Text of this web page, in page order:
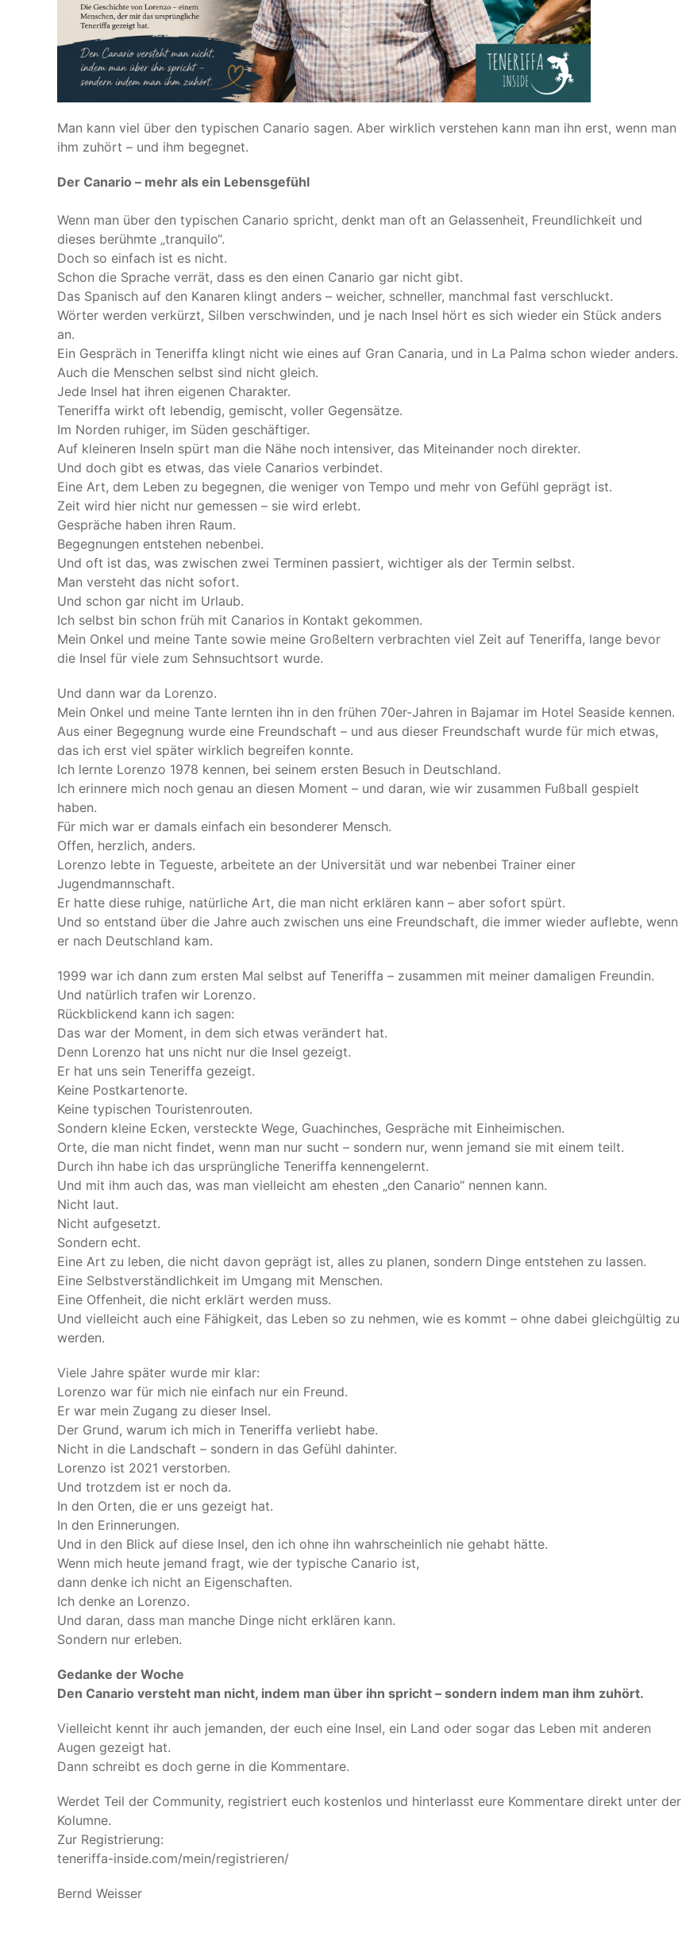
Man kann viel über den typischen Canario sagen. Aber wirklich verstehen kann man ihn erst, wenn man
ihm zuhört – und ihm begegnet.
Der Canario – mehr als ein Lebensgefühl
Wenn man über den typischen Canario spricht, denkt man oft an Gelassenheit, Freundlichkeit und
dieses berühmte „tranquilo“.
Doch so einfach ist es nicht.
Schon die Sprache verrät, dass es den einen Canario gar nicht gibt.
Das Spanisch auf den Kanaren klingt anders – weicher, schneller, manchmal fast verschluckt.
Wörter werden verkürzt, Silben verschwinden, und je nach Insel hört es sich wieder ein Stück anders
an.
Ein Gespräch in Teneriffa klingt nicht wie eines auf Gran Canaria, und in La Palma schon wieder anders.
Auch die Menschen selbst sind nicht gleich.
Jede Insel hat ihren eigenen Charakter.
Teneriffa wirkt oft lebendig, gemischt, voller Gegensätze.
Im Norden ruhiger, im Süden geschäftiger.
Auf kleineren Inseln spürt man die Nähe noch intensiver, das Miteinander noch direkter.
Und doch gibt es etwas, das viele Canarios verbindet.
Eine Art, dem Leben zu begegnen, die weniger von Tempo und mehr von Gefühl geprägt ist.
Zeit wird hier nicht nur gemessen – sie wird erlebt.
Gespräche haben ihren Raum.
Begegnungen entstehen nebenbei.
Und oft ist das, was zwischen zwei Terminen passiert, wichtiger als der Termin selbst.
Man versteht das nicht sofort.
Und schon gar nicht im Urlaub.
Ich selbst bin schon früh mit Canarios in Kontakt gekommen.
Mein Onkel und meine Tante sowie meine Großeltern verbrachten viel Zeit auf Teneriffa, lange bevor
die Insel für viele zum Sehnsuchtsort wurde.
Und dann war da Lorenzo.
Mein Onkel und meine Tante lernten ihn in den frühen 70er-Jahren in Bajamar im Hotel Seaside kennen.
Aus einer Begegnung wurde eine Freundschaft – und aus dieser Freundschaft wurde für mich etwas,
das ich erst viel später wirklich begreifen konnte.
Ich lernte Lorenzo 1978 kennen, bei seinem ersten Besuch in Deutschland.
Ich erinnere mich noch genau an diesen Moment – und daran, wie wir zusammen Fußball gespielt
haben.
Für mich war er damals einfach ein besonderer Mensch.
Offen, herzlich, anders.
Lorenzo lebte in Tegueste, arbeitete an der Universität und war nebenbei Trainer einer
Jugendmannschaft.
Er hatte diese ruhige, natürliche Art, die man nicht erklären kann – aber sofort spürt.
Und so entstand über die Jahre auch zwischen uns eine Freundschaft, die immer wieder auflebte, wenn
er nach Deutschland kam.
1999 war ich dann zum ersten Mal selbst auf Teneriffa – zusammen mit meiner damaligen Freundin.
Und natürlich trafen wir Lorenzo.
Rückblickend kann ich sagen:
Das war der Moment, in dem sich etwas verändert hat.
Denn Lorenzo hat uns nicht nur die Insel gezeigt.
Er hat uns sein Teneriffa gezeigt.
Keine Postkartenorte.
Keine typischen Touristenrouten.
Sondern kleine Ecken, versteckte Wege, Guachinches, Gespräche mit Einheimischen.
Orte, die man nicht findet, wenn man nur sucht – sondern nur, wenn jemand sie mit einem teilt.
Durch ihn habe ich das ursprüngliche Teneriffa kennengelernt.
Und mit ihm auch das, was man vielleicht am ehesten „den Canario“ nennen kann.
Nicht laut.
Nicht aufgesetzt.
Sondern echt.
Eine Art zu leben, die nicht davon geprägt ist, alles zu planen, sondern Dinge entstehen zu lassen.
Eine Selbstverständlichkeit im Umgang mit Menschen.
Eine Offenheit, die nicht erklärt werden muss.
Und vielleicht auch eine Fähigkeit, das Leben so zu nehmen, wie es kommt – ohne dabei gleichgültig zu
werden.
Viele Jahre später wurde mir klar:
Lorenzo war für mich nie einfach nur ein Freund.
Er war mein Zugang zu dieser Insel.
Der Grund, warum ich mich in Teneriffa verliebt habe.
Nicht in die Landschaft – sondern in das Gefühl dahinter.
Lorenzo ist 2021 verstorben.
Und trotzdem ist er noch da.
In den Orten, die er uns gezeigt hat.
In den Erinnerungen.
Und in den Blick auf diese Insel, den ich ohne ihn wahrscheinlich nie gehabt hätte.
Wenn mich heute jemand fragt, wie der typische Canario ist,
dann denke ich nicht an Eigenschaften.
Ich denke an Lorenzo.
Und daran, dass man manche Dinge nicht erklären kann.
Sondern nur erleben.
Gedanke der Woche
Den Canario versteht man nicht, indem man über ihn spricht – sondern indem man ihm zuhört.
Vielleicht kennt ihr auch jemanden, der euch eine Insel, ein Land oder sogar das Leben mit anderen
Augen gezeigt hat.
Dann schreibt es doch gerne in die Kommentare.
Werdet Teil der Community, registriert euch kostenlos und hinterlasst eure Kommentare direkt unter der
Kolumne.
Zur Registrierung:
teneriffa-inside.com/mein/registrieren/
Bernd Weisser